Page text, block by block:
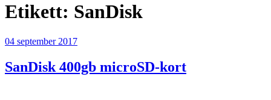
Etikett: SanDisk
Publicerat
04 september 2017
SanDisk 400gb microSD-kort